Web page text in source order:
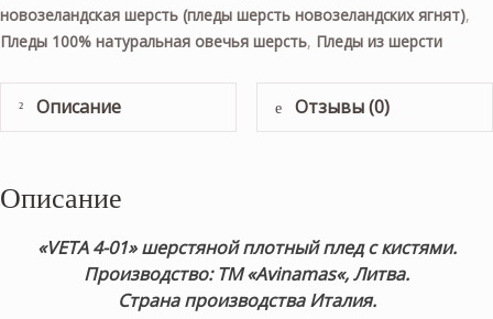
новозеландская шерсть (пледы шерсть новозеландских ягнят),
Пледы 100% натуральная овечья шерсть, Пледы из шерсти
Описание Отзывы (0)
Описание
«VETA 4-01» шерстяной плотный плед с кистями.
Производство: ТМ «Avinamas«, Литва.
Страна производства Италия.